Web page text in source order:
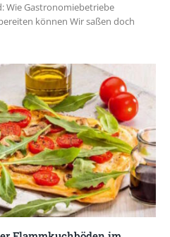
Wie Gastronomiebetriebe
können Wir saßen doch